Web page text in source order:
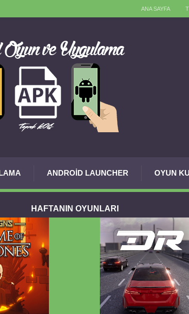
ANA SAYFA
ANDROID LAUNCHER OYUN
HAFTANIN OYUNLARI